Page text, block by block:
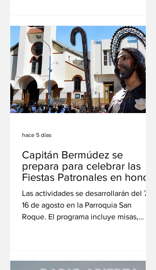
con prioridad para vecinos de la ciudad.
El centro comercial Paseo del Puente
continúa ampliando su propuesta
comercial con la inauguración de un
renovado patio de comidas, que abrirá
sus puertas el próximo jueves 6 de
agosto con una oferta gastronómica, re
Capitán Bermúdez se
prepara para celebrar las
Fiestas Patronales en honor
a San Roque
Las actividades se desarrollarán del 7 al
16 de agosto en la Parroquia San
Roque. El programa incluye misas,
con el tradicional sorteo de la Vidriera
hace 5 días